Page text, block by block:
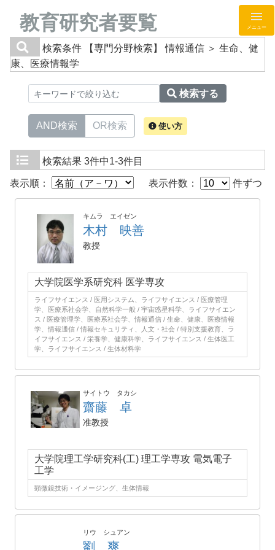
教育研究者要覧 メニュー
検索条件
【専門分野検索】 情報通信 ＞ 生命、健
康、医療情報学
検索する
AND検索 OR検索 使い方
検索結果 3件中1-3件目
表示順： 表示件数： 件ずつ
キムラ エイゼン
木村 映善
教授
大学院医学系研究科 医学専攻
ライフサイエンス / 医用システム、ライフサイエンス / 医療管理
学、医療系社会学、自然科学一般 / 宇宙惑星科学、ライフサイエン
ス / 医療管理学、医療系社会学、情報通信 / 生命、健康、医療情報
学、情報通信 / 情報セキュリティ、人文・社会 / 特別支援教育、ラ
イフサイエンス / 栄養学、健康科学、ライフサイエンス / 生体医工
学、ライフサイエンス / 生体材料学
サイトウ タカシ
齋藤 卓
准教授
大学院理工学研究科(工) 理工学専攻 電気電子
工学
顕微鏡技術・イメージング、生体情報
リウ シュアン
劉 爽